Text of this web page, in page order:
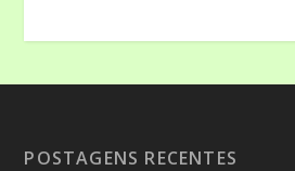
POSTAGENS RECENTES